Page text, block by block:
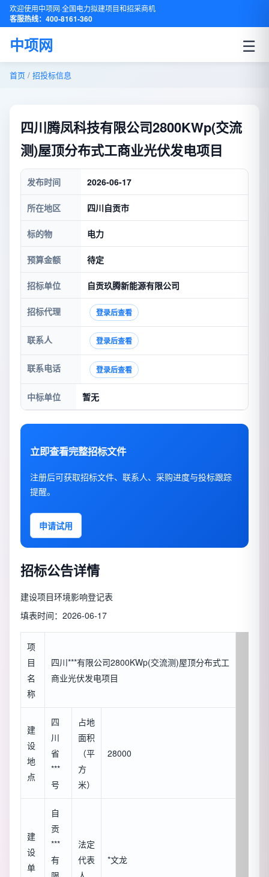
欢迎使用中项网·全国电力拟建项目和招采商机
客服热线：400-8161-360
中项网 ☰
首页 / 招投标信息
四川腾凤科技有限公司2800KWp(交流
测)屋顶分布式工商业光伏发电项目
发布时间 2026-06-17
所在地区 四川自贡市
标的物 电力
预算金额 待定
招标单位 自贡玖腾新能源有限公司
招标代理 登录后查看
联系人 登录后查看
联系电话 登录后查看
中标单位 暂无
立即查看完整招标文件
注册后可获取招标文件、联系人、采购进度与投标跟踪
提醒。
申请试用
招标公告详情
建设项目环境影响登记表
填表时间：2026-06-17
项
目
名
称
四川***有限公司2800KWp(交流测)屋顶分布式工
商业光伏发电项目
建
设
地
点
四
川
省
***
号
占地
面积
（平
方
米）
28000
建
设
单
自
贡
***
有
法定
代表
*文龙